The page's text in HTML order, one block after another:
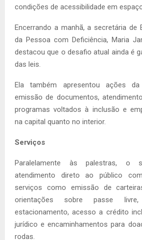
condições de acessibilidade em
Encerrando a manhã, a secretária de
da Pessoa com Deficiência, Maria
destacou que o desafio atual ainda é
das leis.
Ela também apresentou ações
emissão de documentos,
programas voltados à inclusão e
na capital quanto no interior.
Serviços
Paralelamente às palestras, o
atendimento direto ao público
serviços como emissão de
orientações sobre passe
estacionamento, acesso a crédito
jurídico e encaminhamentos para
rodas.